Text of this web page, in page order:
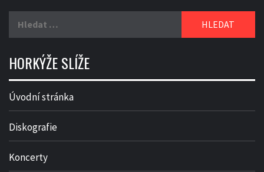
HORKÝŽE SLÍŽE
Úvodní stránka
Diskografie
Koncerty